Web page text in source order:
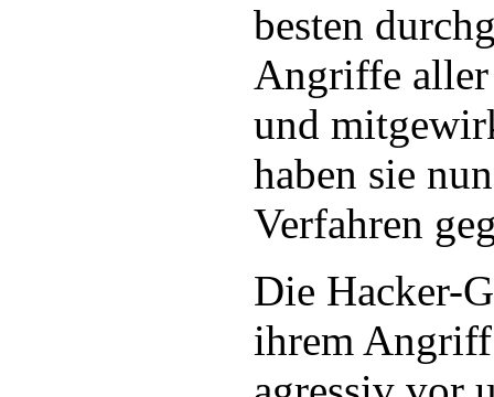
besten
Angriffe
und
haben sie
Verfahren
Die Hacker-
ihrem